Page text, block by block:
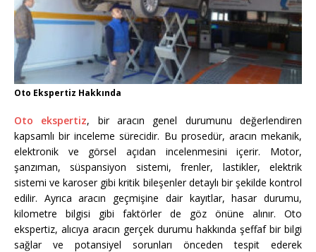
Oto Ekspertiz Hakkında
Oto ekspertiz, bir aracın genel durumunu değerlendiren
kapsamlı bir inceleme sürecidir. Bu prosedür, aracın mekanik,
elektronik ve görsel açıdan incelenmesini içerir. Motor,
şanzıman, süspansiyon sistemi, frenler, lastikler, elektrik
sistemi ve karoser gibi kritik bileşenler detaylı bir şekilde kontrol
edilir. Ayrıca aracın geçmişine dair kayıtlar, hasar durumu,
kilometre bilgisi gibi faktörler de göz önüne alınır. Oto
ekspertiz, alıcıya aracın gerçek durumu hakkında şeffaf bir bilgi
sağlar ve potansiyel sorunları önceden tespit ederek